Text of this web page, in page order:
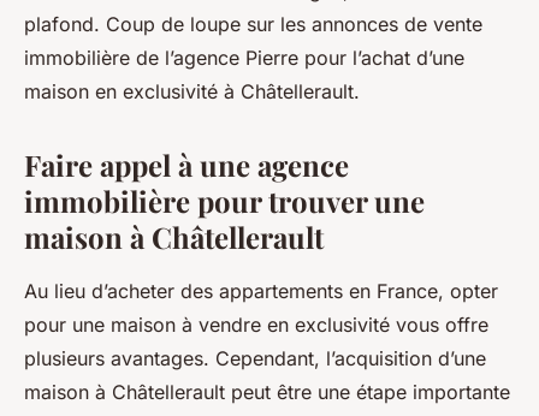
plafond. Coup de loupe sur les annonces de vente
immobilière de l’agence Pierre pour l’achat d’une
maison en exclusivité à Châtellerault.
Faire appel à une agence
immobilière pour trouver une
maison à Châtellerault
Au lieu d’acheter des appartements en France, opter
pour une maison à vendre en exclusivité vous offre
plusieurs avantages. Cependant, l’acquisition d’une
maison à Châtellerault peut être une étape importante